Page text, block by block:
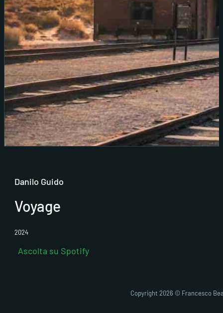
Danilo Guido
Voyage
2024
Ascolta su Spotify
Copyright 2026 © Francesco